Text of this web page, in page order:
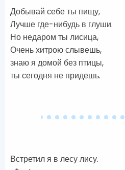
Добывай себе ты пищу,
Лучше где-нибудь в глуши.
Но недаром ты лисица,
Очень хитрою слывешь,
знаю я домой без птицы,
ты сегодня не придешь.
Встретил я в лесу лису.